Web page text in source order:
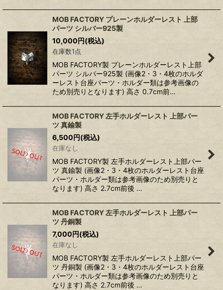
MOB FACTORY プレーンホルダーレスト 上部
パーツ シルバー925製
10,000円(税込)
在庫数1点
MOB FACTORY製 プレーンホルダーレスト上部
パーツ シルバー925製 (画像2・3・4枚のホルダ
ーレスト台座パーツ・ホルダー類は参考画像の
ため別売りとなります) 高さ 0.7cm前…
MOB FACTORY 左手ホルダーレスト 上部パー
ツ 真鍮製
6,500円(税込)
在庫なし
MOB FACTORY製 左手ホルダーレスト上部パー
ツ 真鍮製 (画像2・3・4枚のホルダーレスト台座
パーツ・ホルダー類は参考画像のため別売りと
なります) 高さ 2.7cm前後 …
MOB FACTORY 左手ホルダーレスト 上部パー
ツ 丹銅製
7,000円(税込)
在庫なし
MOB FACTORY製 左手ホルダーレスト上部パー
ツ 丹銅製 (画像2・3・4枚のホルダーレスト台座
パーツ・ホルダー類は参考画像のため別売りと
なります) 高さ 2.7cm前後 …